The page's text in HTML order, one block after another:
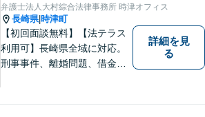
弁護士法人大村綜合法律事務所 時津オフィス
長崎県|時津町
【初回面談無料】【法テラス
利用可】長崎県全域に対応。
刑事事件、離婚問題、借金・
い丁寧にサポートいたしま
詳細を見
る